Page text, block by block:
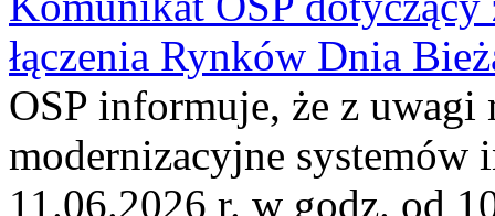
łączenia Rynków Dnia
OSP informuje, że z uwagi
modernizacyjne
11.06.2026 r. w godz. od